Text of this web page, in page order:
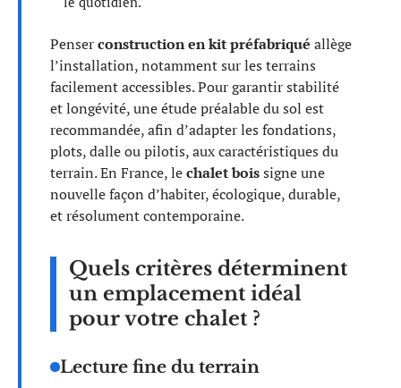
Penserconstruction en kit préfabriqué allège
l’installation, notamment sur les terrains
facilement accessibles. Pour garantir stabilité
et longévité, une étude préalable du sol est
recommandée, afin d’adapter les fondations,
plots, dalle ou pilotis, aux caractéristiques du
terrain. En France, lechalet boissigne une
nouvelle façon d’habiter, écologique, durable,
et résolument contemporaine.
Quels critères déterminent
un emplacement idéal
pour votre chalet ?
Lecture fine du terrain